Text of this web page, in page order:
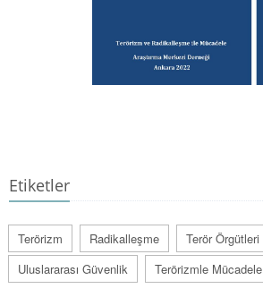
Etiketler
Terörizm Radikalleşme Terör Örgütleri
Uluslararası Güvenlik
Terörizmle Mücadele